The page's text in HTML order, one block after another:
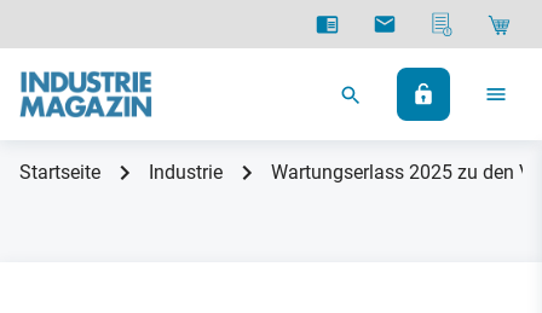
Startseite Industrie Wartungserlass 2025 zu den